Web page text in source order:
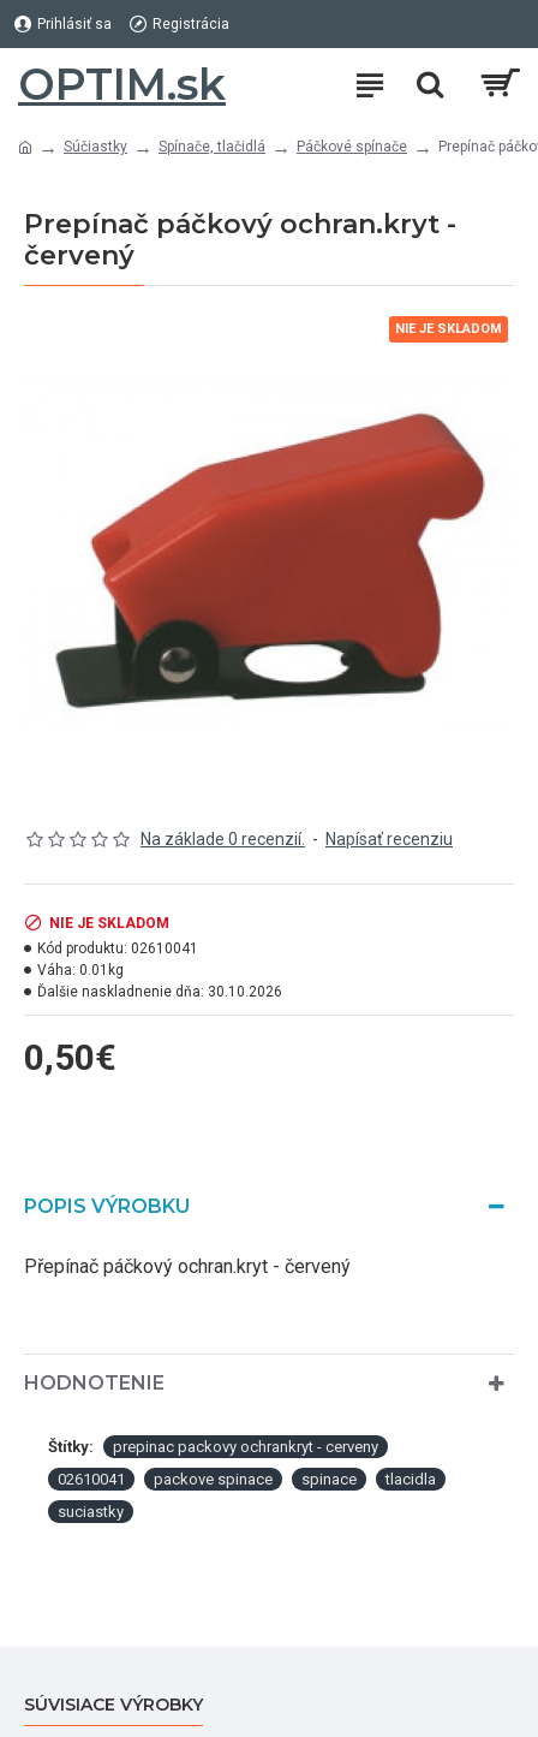
Prihlásiť sa Registrácia
OPTIM.sk
Súčiastky Spínače, tlačidlá Páčkové spínače Prepínač
Prepínač páčkový ochran.kryt -
červený
NIE JE SKLADOM
Na základe 0 recenzií. - Napísať recenziu
0,50€
NIE JE SKLADOM
Kód produktu: 02610041
Váha: 0.01kg
Ďalšie naskladnenie dňa: 30.10.2026
POPIS VÝROBKU
Přepínač páčkový ochran.kryt - červený
HODNOTENIE
Štítky:
prepinac packovy ochrankryt - cerveny
02610041
packove spinace spinace
tlacidla
suciastky
SÚVISIACE VÝROBKY